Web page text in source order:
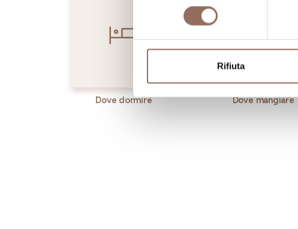
Rifiuta
Dove dormire Dove mangiare